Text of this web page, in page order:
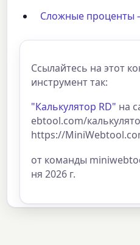
Сложные проценты
Ссылайтесь на этот
инструмент так:
"Калькулятор RD" на
ebtool.com/
https://
от команды
ня 2026 г.